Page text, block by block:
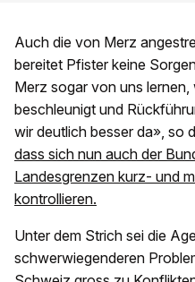
Auch die von Merz
bereitet Pfister keine
Merz sogar von uns
beschleunigt und
wir deutlich besser da», so
dass sich nun auch der
Landesgrenzen kurz- und
kontrollieren.
Unter dem Strich sei die
schwerwiegenderen